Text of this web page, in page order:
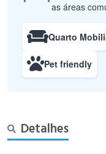
as áreas
Quarto
Pet friendly
Detalhes